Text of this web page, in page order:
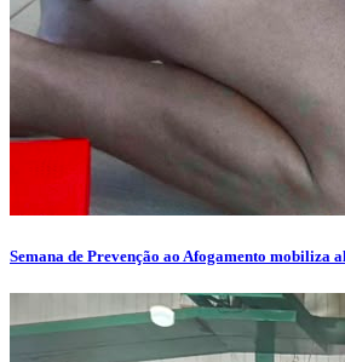
Semana de Prevenção ao Afogamento mobiliza